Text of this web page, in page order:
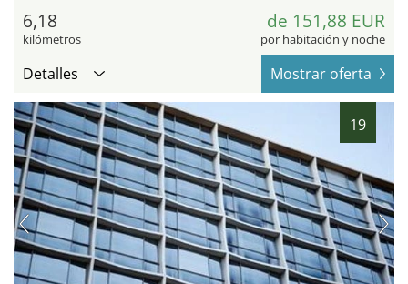
6,18
kilómetros
de 151,88 EUR
por habitación y noche
Detalles Mostrar oferta
19